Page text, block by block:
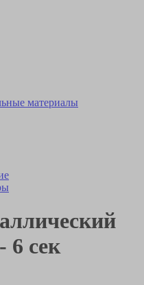
материалы
6 сек